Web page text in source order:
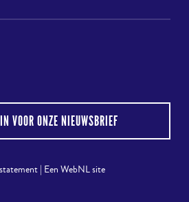
VOOR ONZE NIEUWSBRIEF
| Een WebNL site